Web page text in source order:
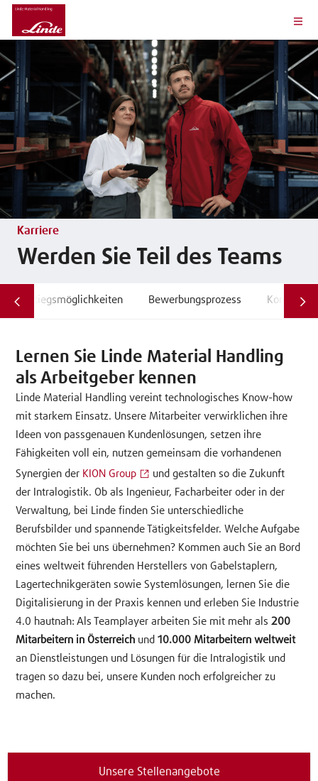
Karriere
Werden Sie Teil des Teams
Einstiegsmöglichkeiten Bewerbungsprozess Kontakt
Lernen Sie Linde Material Handling
als Arbeitgeber kennen
Linde Material Handling vereint technologisches Know-how
mit starkem Einsatz. Unsere Mitarbeiter verwirklichen ihre
Ideen von passgenauen Kundenlösungen, setzen ihre
Fähigkeiten voll ein, nutzen gemeinsam die vorhandenen
Synergien der KION Group
und gestalten so die Zukunft
der Intralogistik. Ob als Ingenieur, Facharbeiter oder in der
Verwaltung, bei Linde finden Sie unterschiedliche
Berufsbilder und spannende Tätigkeitsfelder. Welche Aufgabe
möchten Sie bei uns übernehmen? Kommen auch Sie an Bord
eines weltweit führenden Herstellers von Gabelstaplern,
Lagertechnikgeräten sowie Systemlösungen, lernen Sie die
Digitalisierung in der Praxis kennen und erleben Sie Industrie
4.0 hautnah: Als Teamplayer arbeiten Sie mit mehr als200
Mitarbeitern in Österreich und10.000 Mitarbeitern weltweit
an Dienstleistungen und Lösungen für die Intralogistik und
tragen so dazu bei, unsere Kunden noch erfolgreicher zu
machen.
Unsere Stellenangebote